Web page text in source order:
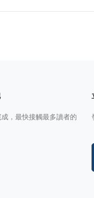
，最快接觸最多讀者的